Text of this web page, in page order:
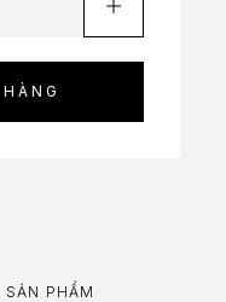
SẢN PHẨM